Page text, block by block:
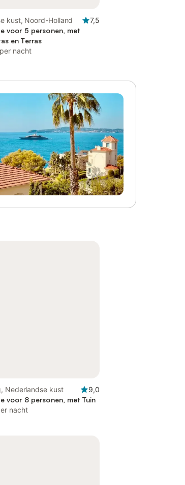
kust, Noord-Holland
7,5
voor 5 personen, met
en Terras
per nacht
Nederlandse kust
9,0
voor 8 personen, met Tuin
nacht